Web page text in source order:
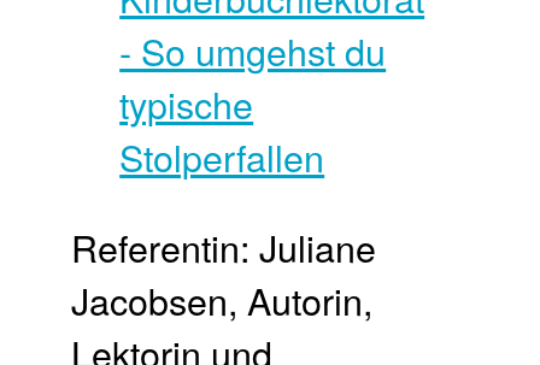
Referentin: Juliane
Jacobsen, Autorin,
Lektorin und